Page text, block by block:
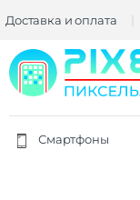
Доставка и оплата
Смартфоны